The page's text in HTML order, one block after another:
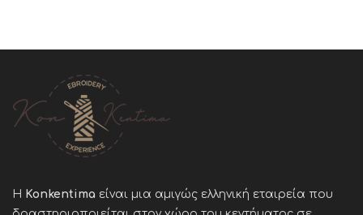
Η Konkentima είναι μια αμιγώς ελληνική εταιρεία που